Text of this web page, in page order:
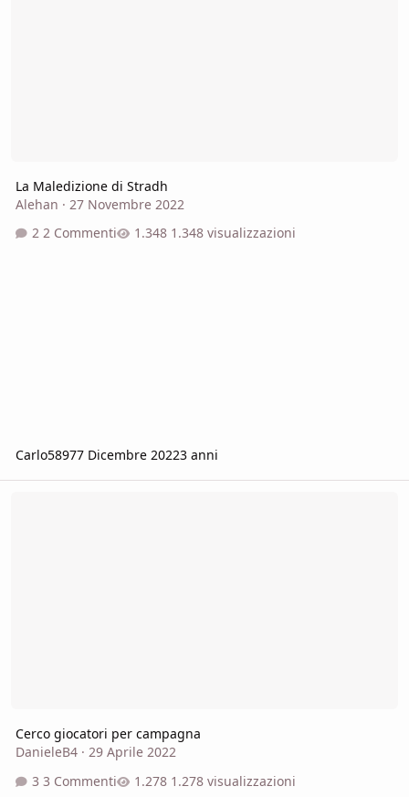
La Maledizione di Stradh
Alehan · 27 Novembre 2022
2 Commenti
1.348 visualizzazioni
Carlo58977 Dicembre 20223 anni
Cerco giocatori per campagna
DanieleB4· 29 Aprile 2022
3 Commenti
1.278 visualizzazioni